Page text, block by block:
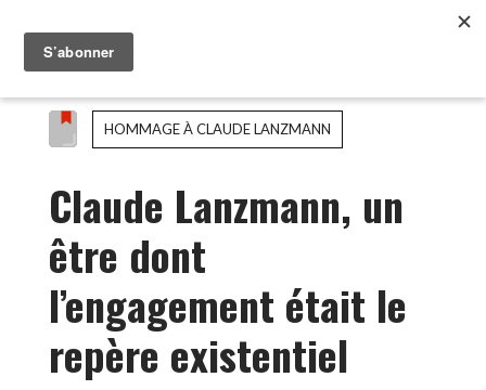
HOMMAGE À CLAUDE LANZMANN
Claude Lanzmann, un
être dont
l’engagement était le
repère existentiel